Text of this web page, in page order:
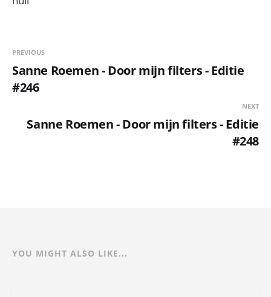
PREVIOUS
Sanne Roemen - Door mijn filters - Editie
#246
NEXT
Sanne Roemen - Door mijn filters - Editie
#248
YOU MIGHT ALSO LIKE...